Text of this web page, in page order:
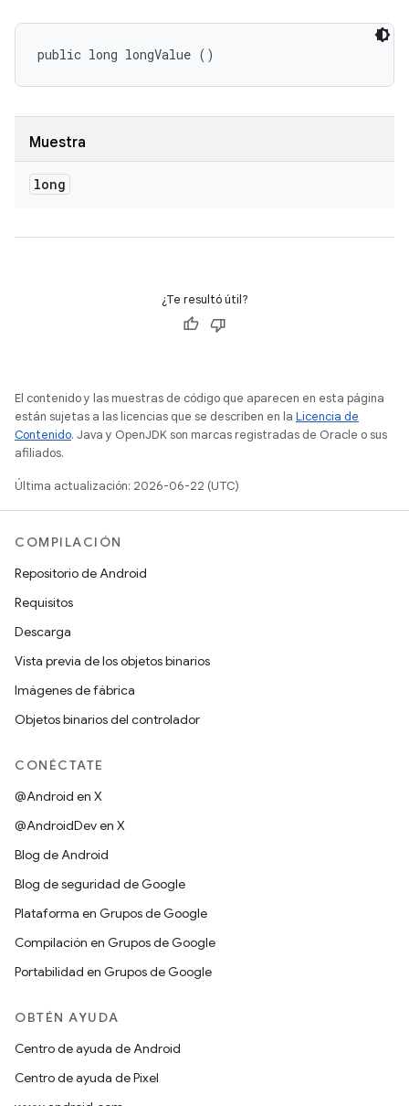
public long longValue ()
Muestra
long
¿Te resultó útil?
El contenido y las muestras de código que aparecen en esta página
están sujetas a las licencias que se describen en la Licencia de
Contenido. Java y OpenJDK son marcas registradas de Oracle o sus
afiliados.
Última actualización: 2026-06-22 (UTC)
COMPILACIÓN
Repositorio de Android
Requisitos
Descarga
Vista previa de los objetos binarios
Imágenes de fábrica
Objetos binarios del controlador
CONÉCTATE
@Android en X
@AndroidDev en X
Blog de Android
Blog de seguridad de Google
Plataforma en Grupos de Google
Compilación en Grupos de Google
Portabilidad en Grupos de Google
OBTÉN AYUDA
Centro de ayuda de Android
Centro de ayuda de Pixel